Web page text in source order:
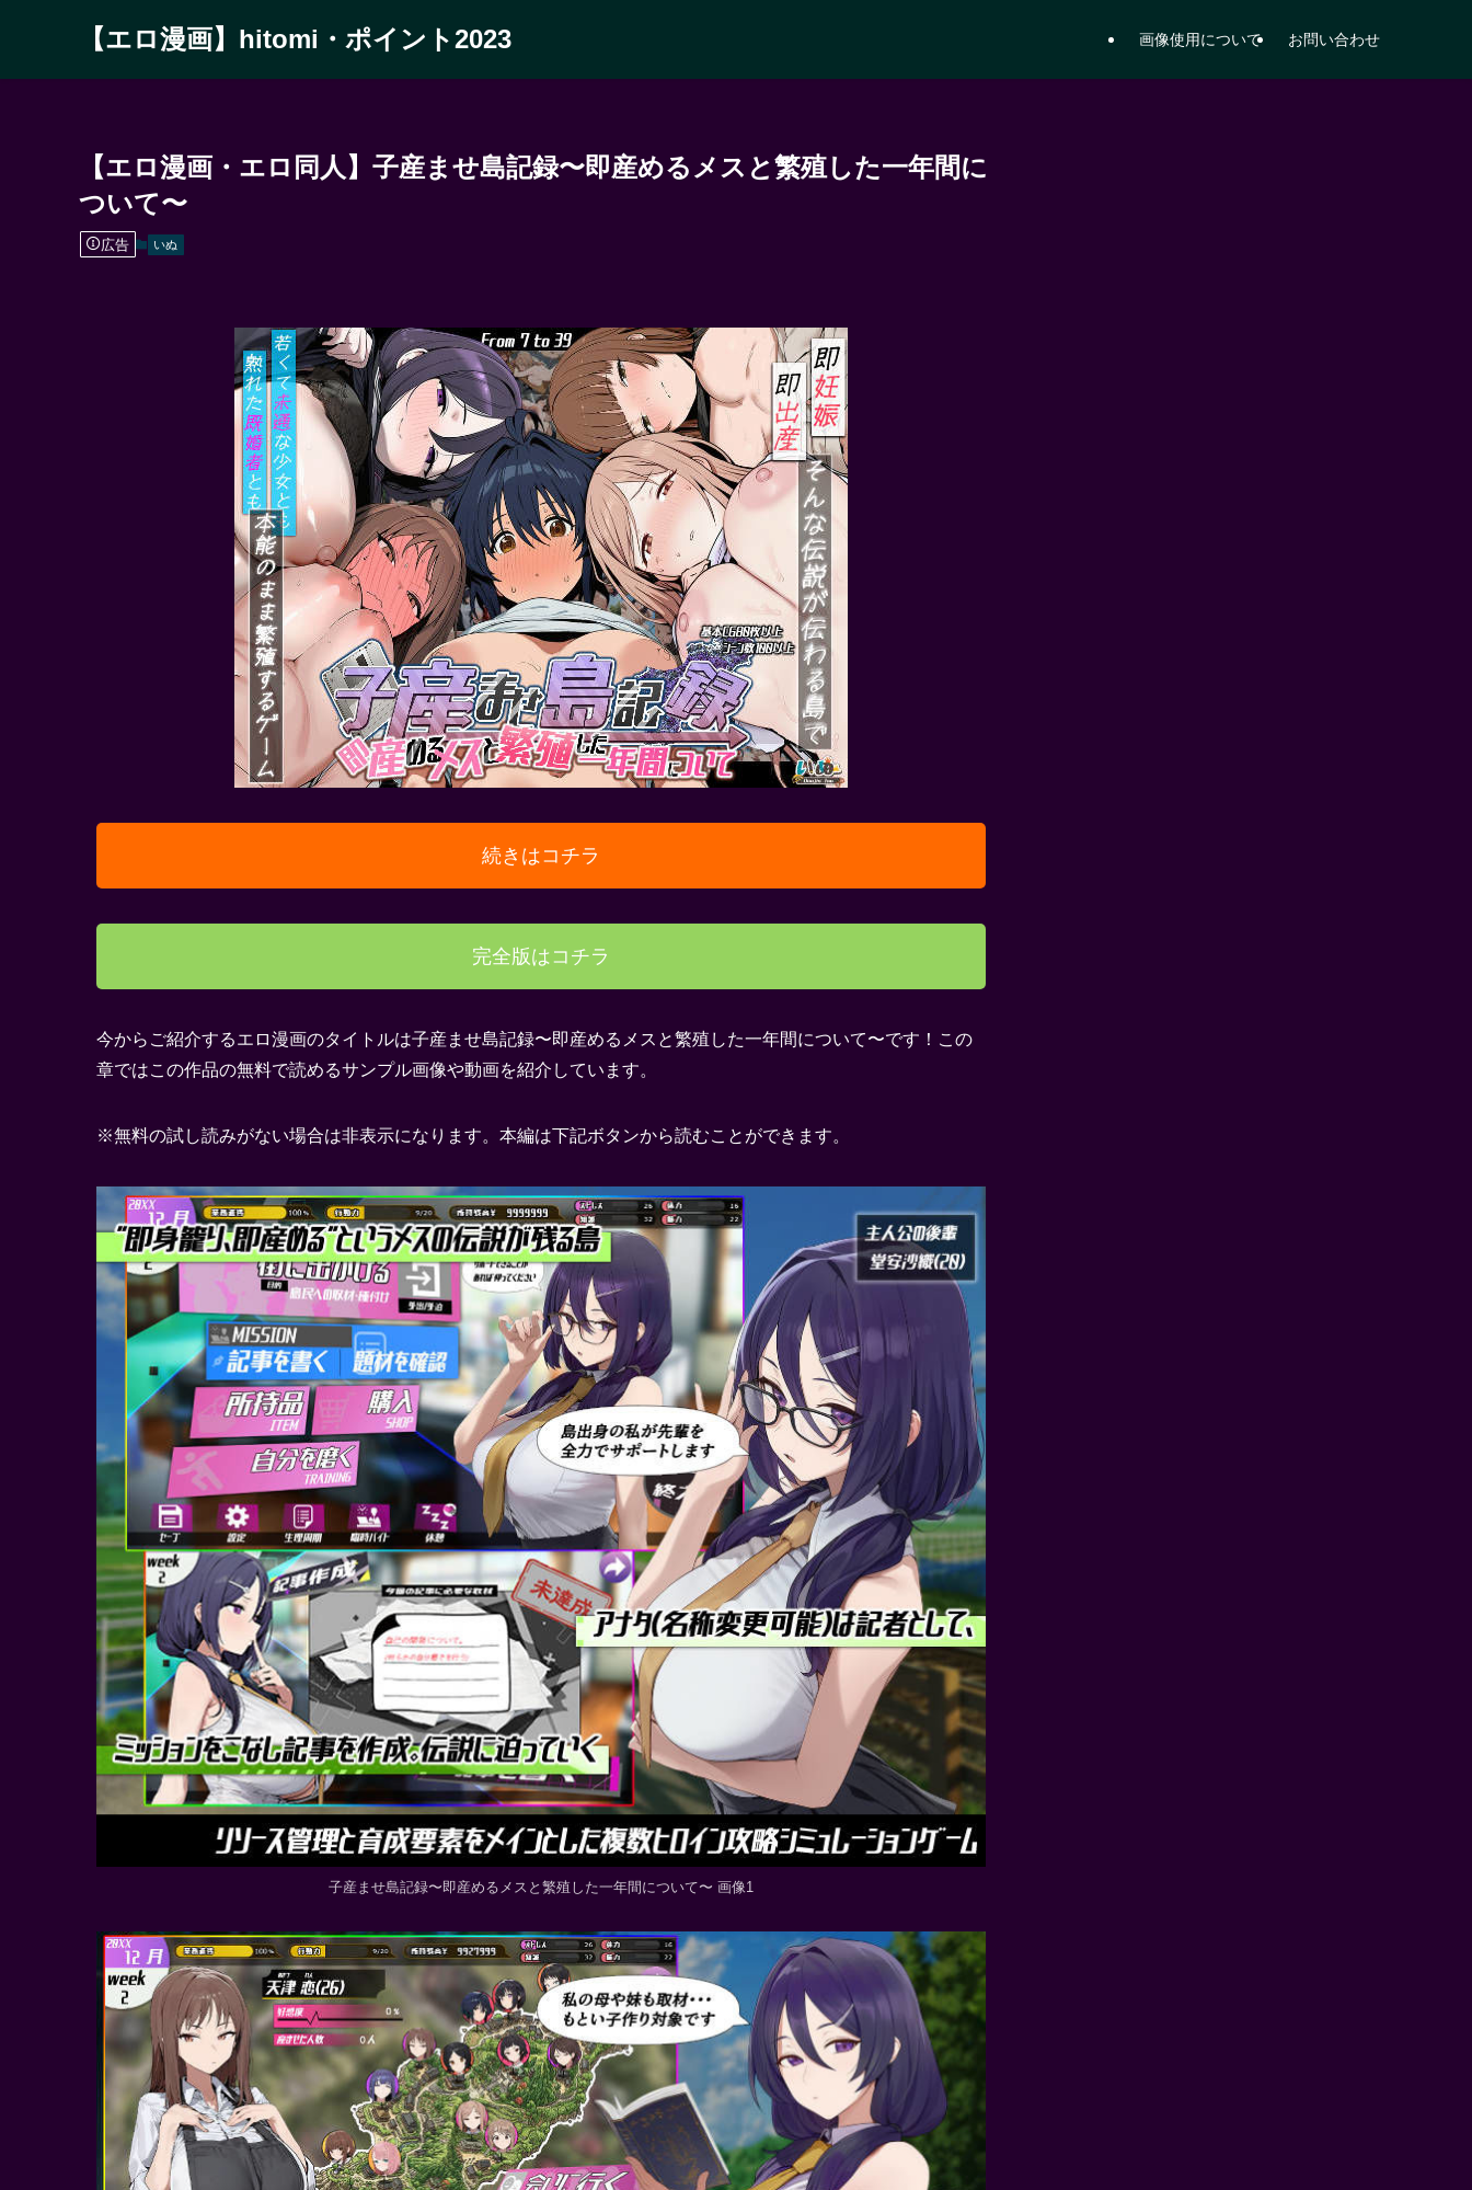
【エロ漫画】hitomi・ポイント2023 画像使用について お問い合わせ
【エロ漫画・エロ同人】子産ませ島記録〜即産めるメスと繁殖した一年間に
ついて〜
広告 いぬ
続きはコチラ
完全版はコチラ
今からご紹介するエロ漫画のタイトルは子産ませ島記録〜即産めるメスと繁殖した一年間について〜です！この
章ではこの作品の無料で読めるサンプル画像や動画を紹介しています。
※無料の試し読みがない場合は非表示になります。本編は下記ボタンから読むことができます。
子産ませ島記録〜即産めるメスと繁殖した一年間について〜 画像1